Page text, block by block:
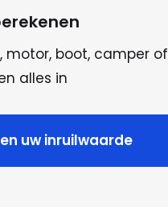
motor, boot, camper of
alles in
uw inruilwaarde